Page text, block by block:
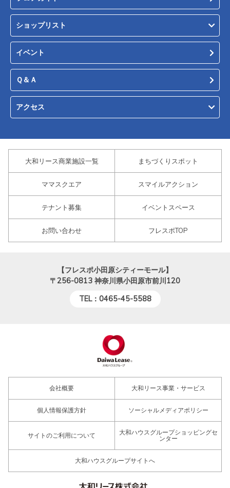
ショップリスト
イベント
Ｑ＆Ａ
アクセス
大和リース商業施設一覧 まちづくりスポット
ママスクエア スマイルアクション
テナント募集 イベントスペース
お問い合わせ フレスポTOP
【フレスポ小田原シティーモール】
〒256-0813 神奈川県小田原市前川120
TEL：0465-45-5588
会社概要 大和リース事業・サービス
個人情報保護方針 ソーシャルメディアポリシー
サイトのご利用について
大和ハウスグループショッピングセ
ンター
大和ハウスグループサイトへ